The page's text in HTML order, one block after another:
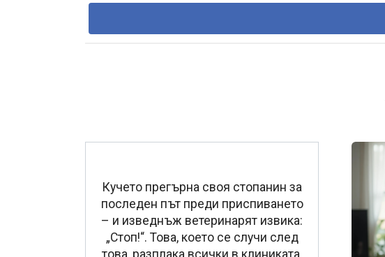
Кучето прегърна своя стопанин за
последен път преди приспиването
– и изведнъж ветеринарят извика:
„Стоп!“. Това, което се случи след
това, разплака всички в клиниката.